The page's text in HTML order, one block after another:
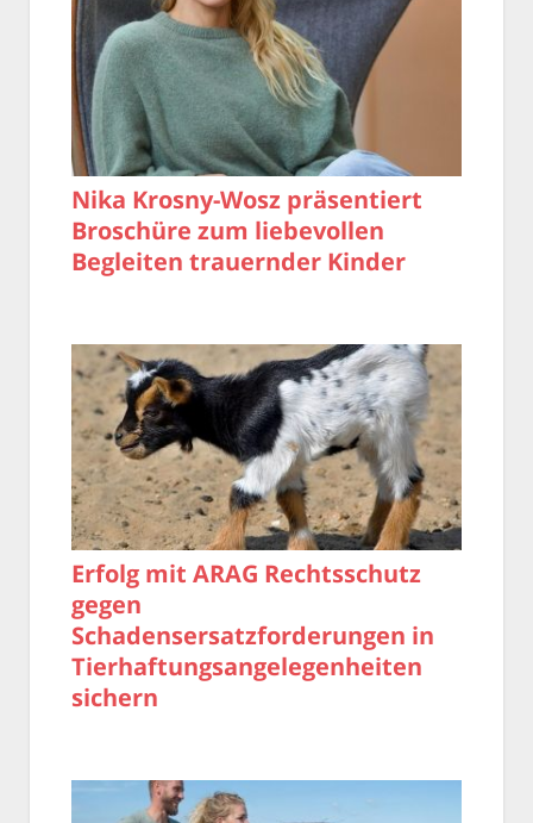
Nika Krosny-Wosz präsentiert
Broschüre zum liebevollen
Begleiten trauernder Kinder
Erfolg mit ARAG Rechtsschutz
gegen
Schadensersatzforderungen in
Tierhaftungsangelegenheiten
sichern